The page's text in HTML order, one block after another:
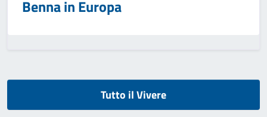
Benna in Europa
Tutto il Vivere